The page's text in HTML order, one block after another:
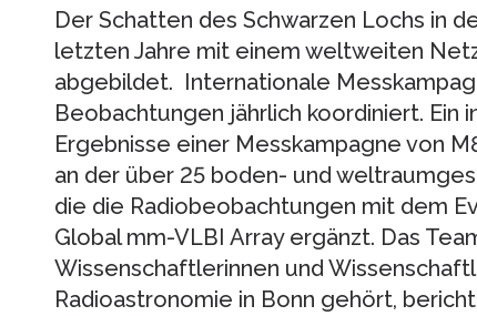
Der Schatten des Schwarzen Lochs in
letzten Jahre mit einem weltweiten
abgebildet. Internationale
Beobachtungen jährlich koordiniert. Ein
Ergebnisse einer Messkampagne von
an der über 25 boden- und
die die Radiobeobachtungen mit dem
Global mm-VLBI Array ergänzt. Das
Wissenschaftlerinnen und
Radioastronomie in Bonn gehört,